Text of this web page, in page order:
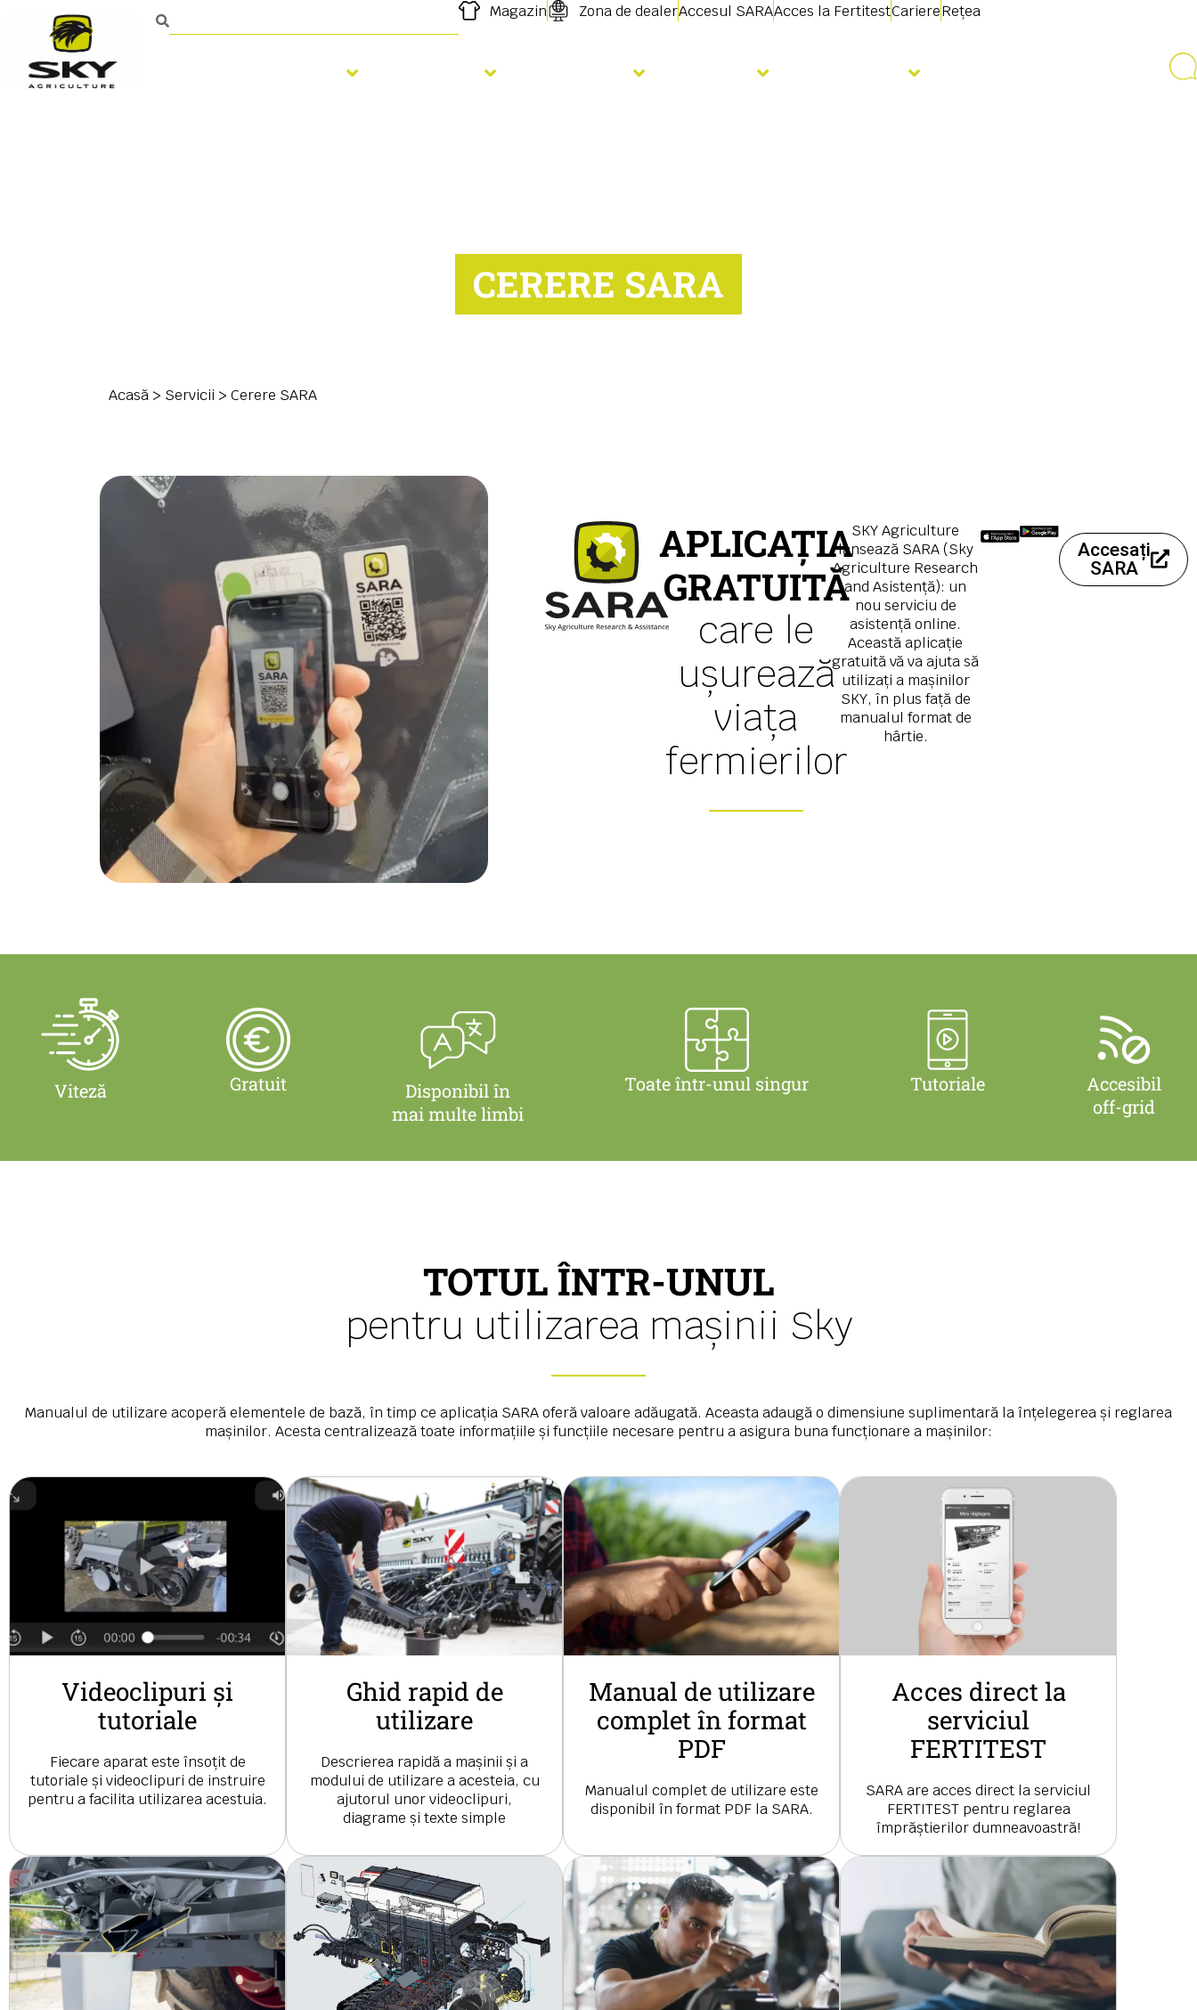
Magazin Zona de dealerAccesul SARAAcces la FertitestCariereRețea
CERERE SARA
Acasă > Servicii > Cerere SARA
APLICAȚIA
GRATUITĂ
care le
ușurează
viața
fermierilor
SKY Agriculture
lansează SARA (Sky
Agriculture Research
and Asistență): un
nou serviciu de
asistență online.
Această aplicație
gratuită vă va ajuta să
utilizați a mașinilor
SKY, în plus față de
manualul format de
hârtie.
Accesați
SARA
Viteză Gratuit
Disponibil în
mai multe limbi
Toate într-unul singur Tutoriale
Accesibil
off-grid
TOTUL ÎNTR-UNUL
pentru utilizarea mașinii Sky
Manualul de utilizare acoperă elementele de bază, în timp ce aplicația SARA oferă valoare adăugată. Aceasta adaugă o dimensiune suplimentară la înțelegerea și reglarea
mașinilor. Acesta centralizează toate informațiile și funcțiile necesare pentru a asigura buna funcționare a mașinilor:
Videoclipuri și
tutoriale
Fiecare aparat este însoțit de
tutoriale și videoclipuri de instruire
pentru a facilita utilizarea acestuia.
Ghid rapid de
utilizare
Descrierea rapidă a mașinii și a
modului de utilizare a acesteia, cu
ajutorul unor videoclipuri,
diagrame și texte simple
Manual de utilizare
complet în format
PDF
Manualul complet de utilizare este
disponibil în format PDF la SARA.
Acces direct la
serviciul
FERTITEST
SARA are acces direct la serviciul
FERTITEST pentru reglarea
împrăștierilor dumneavoastră!